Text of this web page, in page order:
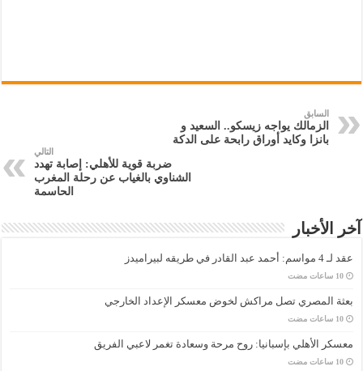
السابق
الزمالك يواجه زيسكو.. السعيد و
بانزا وكايد أوراق رابحة على الدكة
التالي
ضربة قوية للأهلي: إصابة تهدد
الشناوي بالغياب عن رحلة المغرب
الحاسمة
آخر الأخبار
عقد لـ 4 مواسم: أحمد عبد القادر في طريقه لبيراميدز
‏10 ساعات مضت
بعثة المصري تصل مراكش لخوض معسكر الإعداد الخارجي
‏10 ساعات مضت
معسكر الأهلي بإسبانيا: روح مرحة وسعادة تغمر لاعبي الفريق
‏10 ساعات مضت